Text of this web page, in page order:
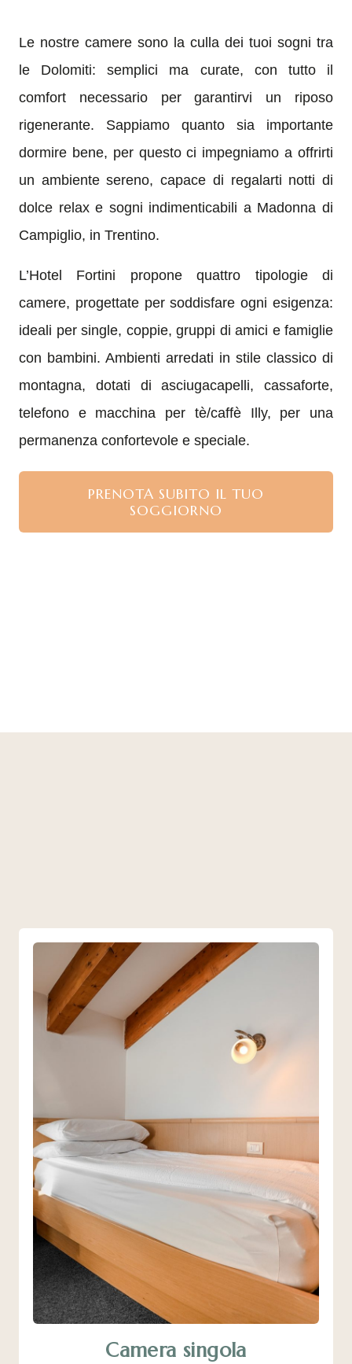
Le nostre camere sono la culla dei tuoi sogni tra
le Dolomiti: semplici ma curate, con tutto il
comfort necessario per garantirvi un riposo
rigenerante. Sappiamo quanto sia importante
dormire bene, per questo ci impegniamo a offrirti
un ambiente sereno, capace di regalarti notti di
dolce relax e sogni indimenticabili a Madonna di
Campiglio, in Trentino.
L’Hotel Fortini propone quattro tipologie di
camere, progettate per soddisfare ogni esigenza:
ideali per single, coppie, gruppi di amici e famiglie
con bambini. Ambienti arredati in stile classico di
montagna, dotati di asciugacapelli, cassaforte,
telefono e macchina per tè/caffè Illy, per una
permanenza confortevole e speciale.
PRENOTA SUBITO IL TUO
SOGGIORNO
Camera singola